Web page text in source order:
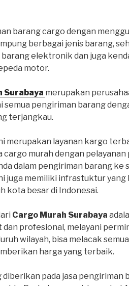
barang cargo dengan
berbagai jenis barang,
elektronik dan juga
motor.
Surabaya merupakan
semua pengiriman barang
terjangkau.
merupakan layanan kargo
cargo murah dengan
dalam pengiriman barang ke
juga memiliki infrastuktur yang
kota besar di Indonesai.
Cargo Murah Surabaya
dan profesional, melayani
wilayah, bisa melacak
harga yang terbaik.
diberikan pada jasa pengiriman